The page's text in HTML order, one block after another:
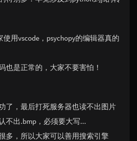
用vscode，psychopy的编辑器真的
也是正常的，大家不要害怕！
了，最后打死服务器也读不出图片
不出.bmp，必须要大写...
多，所以大家可以善用搜索引擎